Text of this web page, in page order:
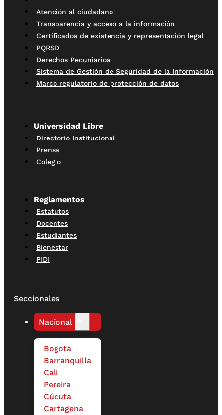
Atención al ciudadano
Transparencia y acceso a la información
Certificados de existencia y representación legal
PQRSD
Derechos Pecuniarios
Sistema de Gestión de Seguridad de la Información
Marco regulatorio de protección de datos
Universidad Libre
Directorio Institucional
Prensa
Colegio
Reglamentos
Estatutos
Docentes
Estudiantes
Bienestar
PIDI
Seccionales
Nacional
Bogotá
Barranquilla
Cali
Pereira
Cúcuta
Cartagena